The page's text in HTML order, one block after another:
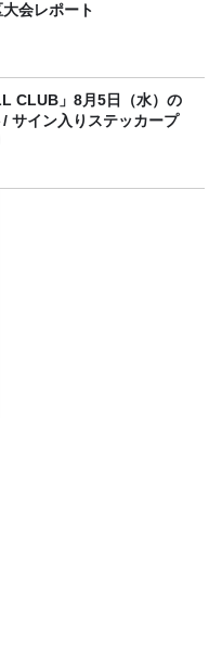
会レポート
CLUB」8月5日（水）の
サイン入りステッカープ